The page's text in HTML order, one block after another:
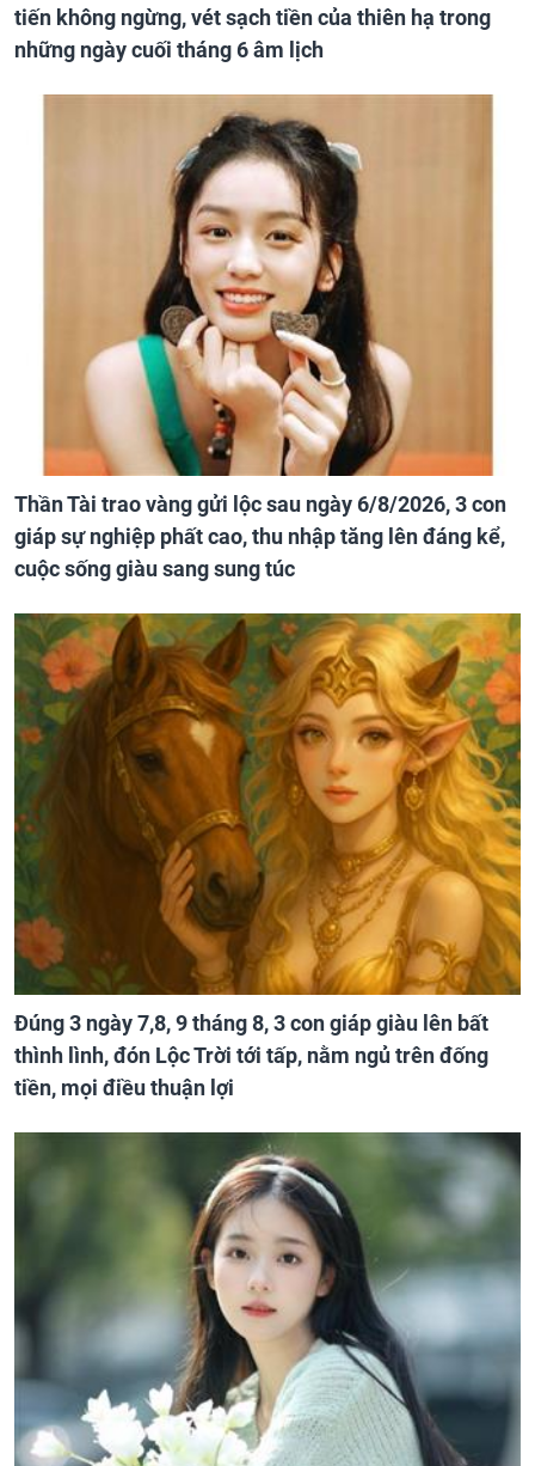
tiến không ngừng, vét sạch tiền của thiên hạ trong
những ngày cuối tháng 6 âm lịch
Thần Tài trao vàng gửi lộc sau ngày 6/8/2026, 3 con
giáp sự nghiệp phất cao, thu nhập tăng lên đáng kể,
cuộc sống giàu sang sung túc
Đúng 3 ngày 7,8, 9 tháng 8, 3 con giáp giàu lên bất
thình lình, đón Lộc Trời tới tấp, nằm ngủ trên đống
tiền, mọi điều thuận lợi